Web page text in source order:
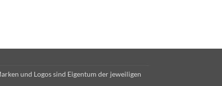
und Logos sind Eigentum der jeweiligen